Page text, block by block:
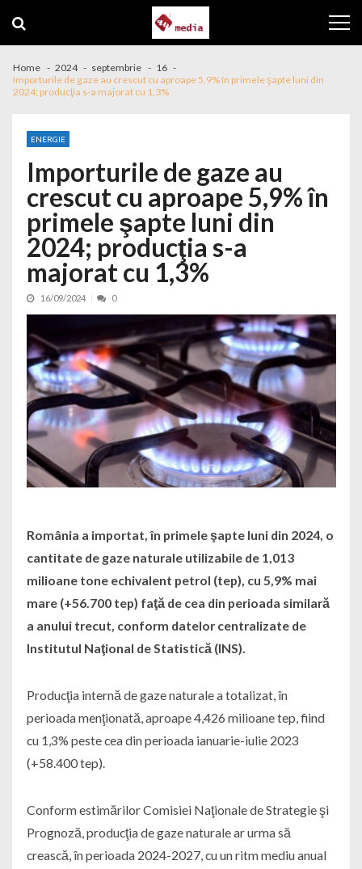
Home 2024 septembrie
16
Importurile de gaze au crescut cu aproape 5,9% în primele şapte luni din
2024; producţia s-a majorat cu 1,3%
ENERGIE
Importurile de gaze au
crescut cu aproape 5,9% în
primele şapte luni din
2024; producţia s-a
majorat cu 1,3%
16/09/2024 0
România a importat, în primele şapte luni din 2024, o
cantitate de gaze naturale utilizabile de 1,013
milioane tone echivalent petrol (tep), cu 5,9% mai
mare (+56.700 tep) faţă de cea din perioada similară
a anului trecut, conform datelor centralizate de
Institutul Naţional de Statistică (INS).
Producţia internă de gaze naturale a totalizat, în
perioada menţionată, aproape 4,426 milioane tep, fiind
cu 1,3% peste cea din perioada ianuarie-iulie 2023
(+58.400 tep).
Conform estimărilor Comisiei Naţionale de Strategie şi
Prognoză, producţia de gaze naturale ar urma să
crească, în perioada 2024-2027, cu un ritm mediu anual